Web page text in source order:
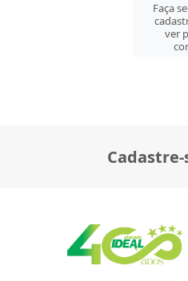
Faça
ver